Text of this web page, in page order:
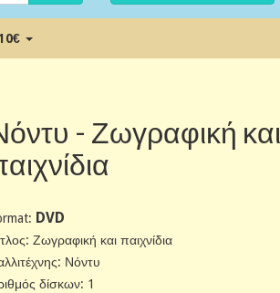
- Ζωγραφική και
DVD
Ζωγραφική και παιχνίδια
Νόντυ
δίσκων: 1